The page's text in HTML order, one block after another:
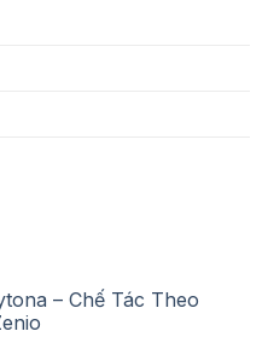
– Chế Tác Theo